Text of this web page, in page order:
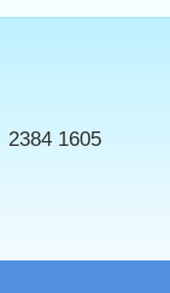
2384 1605